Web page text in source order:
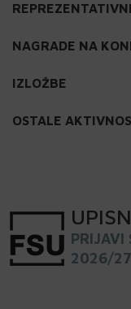
NAGRADE NA
IZLOŽBE
OSTALE
PRIJAVI
2026/